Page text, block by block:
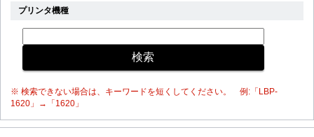
プリンタ機種
※ 検索できない場合は、キーワードを短くしてください。 例:「LBP-
1620」→「1620」